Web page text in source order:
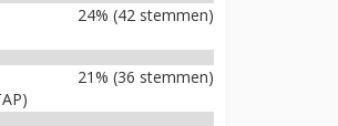
24% (42 stemmen)
21% (36 stemmen)